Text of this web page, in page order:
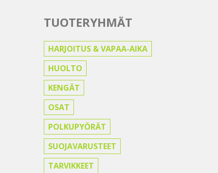
TUOTERYHMÄT
HARJOITUS & VAPAA-AIKA
HUOLTO
KENGÄT
OSAT
POLKUPYÖRÄT
SUOJAVARUSTEET
TARVIKKEET